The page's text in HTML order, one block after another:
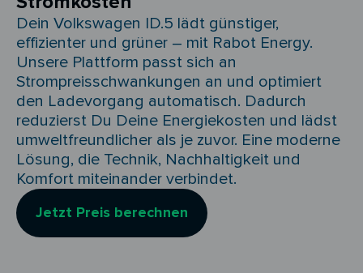
Dein Volkswagen ID.5 lädt günstiger,
effizienter und grüner – mit Rabot Energy.
Unsere Plattform passt sich an
Strompreisschwankungen an und optimiert
den Ladevorgang automatisch. Dadurch
reduzierst Du Deine Energiekosten und lädst
umweltfreundlicher als je zuvor. Eine moderne
Lösung, die Technik, Nachhaltigkeit und
Komfort miteinander verbindet.
Jetzt Preis berechnen